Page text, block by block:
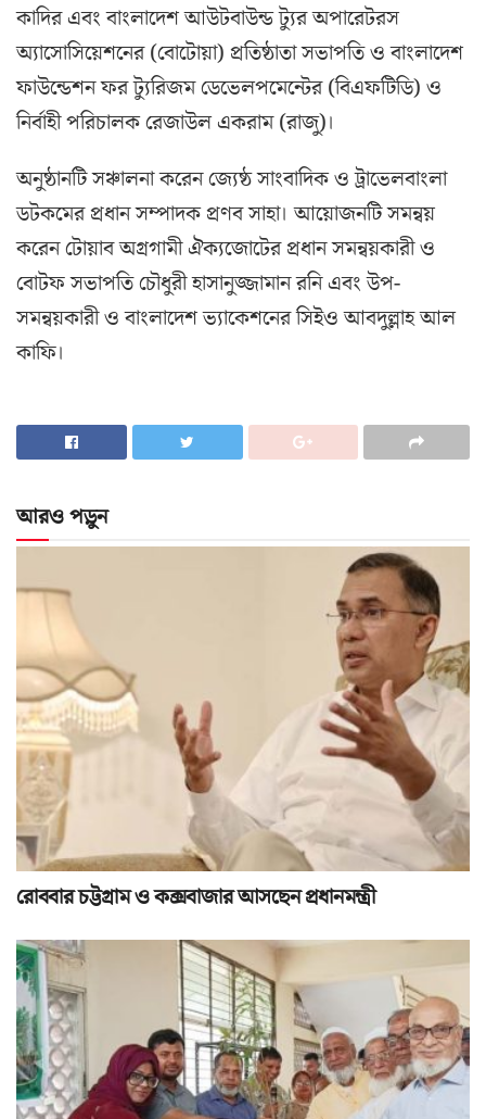
কাদির এবং বাংলাদেশ আউটবাউন্ড ট্যুর অপারেটরস
অ্যাসোসিয়েশনের (বোটোয়া) প্রতিষ্ঠাতা সভাপতি ও বাংলাদেশ
ফাউন্ডেশন ফর ট্যুরিজম ডেভেলপমেন্টের (বিএফটিডি) ও
নির্বাহী পরিচালক রেজাউল একরাম (রাজু)।
অনুষ্ঠানটি সঞ্চালনা করেন জ্যেষ্ঠ সাংবাদিক ও ট্রাভেলবাংলা
ডটকমের প্রধান সম্পাদক প্রণব সাহা। আয়োজনটি সমন্বয়
করেন টোয়াব অগ্রগামী ঐক্যজোটের প্রধান সমন্বয়কারী ও
বোটফ সভাপতি চৌধুরী হাসানুজ্জামান রনি এবং উপ-
সমন্বয়কারী ও বাংলাদেশ ভ্যাকেশনের সিইও আবদুল্লাহ আল
কাফি।
আরও পড়ুন
রোববার চট্টগ্রাম ও কক্সবাজার আসছেন প্রধানমন্ত্রী